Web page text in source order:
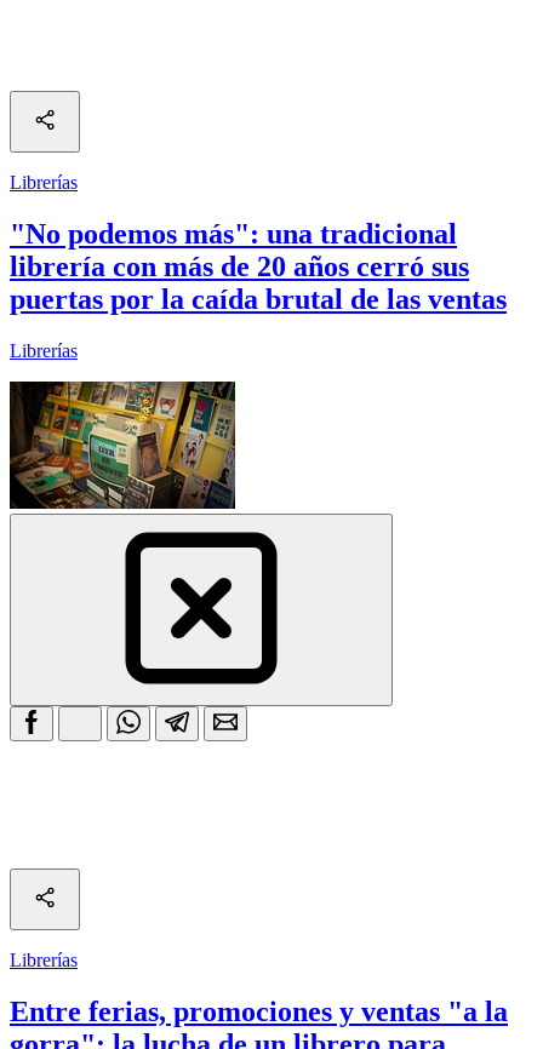
Librerías
"No podemos más": una tradicional
librería con más de 20 años cerró sus
puertas por la caída brutal de las ventas
Librerías
Librerías
Entre ferias, promociones y ventas "a la